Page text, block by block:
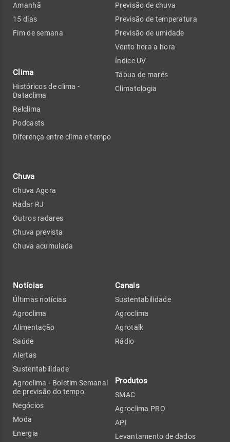
Amanhã
15 dias
Fim de semana
Clima
Históricos de clima -
Dataclima
Relclima
Podcasts
Diferença entre clima e tempo
Chuva
Chuva Agora
Radar RJ
Outros radares
Chuva prevista
Chuva acumulada
Previsão de chuva
Previsão de temperatura
Previsão de umidade
Vento hora a hora
Índice UV
Tábua de marés
Climatologia
Notícias
Últimas notícias
Agroclima
Alimentação
Saúde
Alertas
Sustentabilidade
Agroclima - Boletim Semanal
de previsão do tempo
Negócios
Moda
Energia
Canais
Sustentabilidade
Agroclima
Agrotalk
Rádio
Produtos
SMAC
Agroclima PRO
API
Levantamento de dados